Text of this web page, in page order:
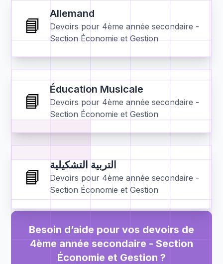
📘
Allemand
Devoirs pour 4ème année secondaire -
Section Économie et Gestion
📘
Éducation Musicale
Devoirs pour 4ème année secondaire -
Section Économie et Gestion
📘
التربية التشكيلية
Devoirs pour 4ème année secondaire -
Section Économie et Gestion
Besoin d’aide pour vos devoirs de
4ème année secondaire - Section
Économie et Gestion ?